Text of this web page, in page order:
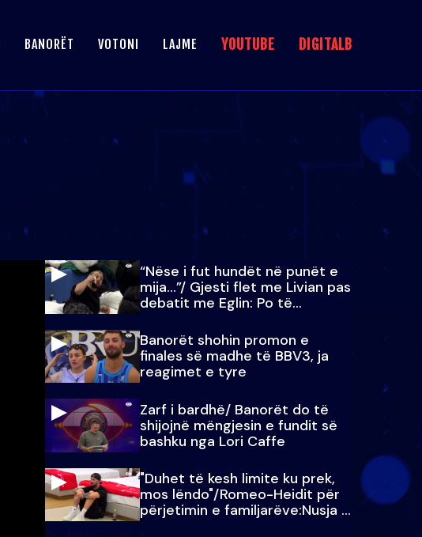
BANORËT VOTONI LAJME YOUTUBE DIGITALB
“Nëse i fut hundët në punët e
mija…”/ Gjesti flet me Livian pas
debatit me Eglin: Po të
paralajmëroj
Banorët shohin promon e
finales së madhe të BBV3, ja
reagimet e tyre
Zarf i bardhë/ Banorët do të
shijojnë mëngjesin e fundit së
bashku nga Lori Caffe
"Duhet të kesh limite ku prek,
mos lëndo"/Romeo-Heidit për
përjetimin e familjarëve:Nusja e
Julit…